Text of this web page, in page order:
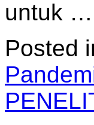
untuk …
Posted